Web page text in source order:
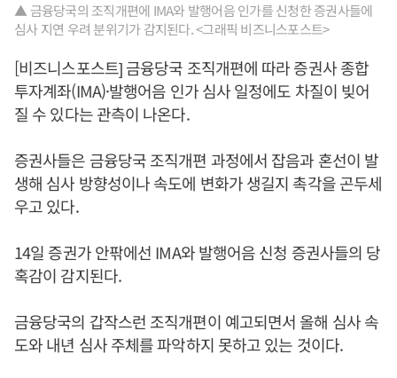
▲ 금융당국의 조직개편에 IMA와 발행어음 인가를 신청한 증권사들에
심사 지연 우려 분위기가 감지된다. <그래픽 비즈니스포스트>
[비즈니스포스트] 금융당국 조직개편에 따라 증권사 종합
투자계좌(IMA)·발행어음 인가 심사 일정에도 차질이 빚어
질 수 있다는 관측이 나온다.
증권사들은 금융당국 조직개편 과정에서 잡음과 혼선이 발
생해 심사 방향성이나 속도에 변화가 생길지 촉각을 곤두세
우고 있다.
14일 증권가 안팎에선 IMA와 발행어음 신청 증권사들의 당
혹감이 감지된다.
금융당국의 갑작스런 조직개편이 예고되면서 올해 심사 속
도와 내년 심사 주체를 파악하지 못하고 있는 것이다.